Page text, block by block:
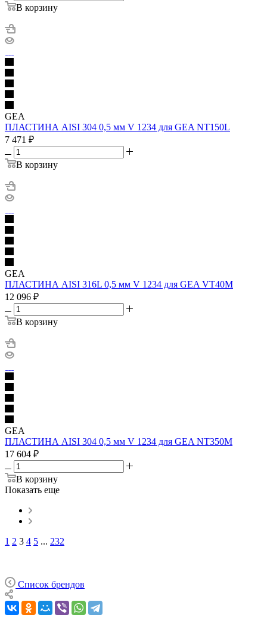
В корзину
GEA
ПЛАСТИНА AISI 304 0,5 мм V 1234 для GEA NT150L
7 471 ₽
В корзину
GEA
ПЛАСТИНА AISI 316L 0,5 мм V 1234 для GEA VT40M
12 096 ₽
В корзину
GEA
ПЛАСТИНА AISI 304 0,5 мм V 1234 для GEA NT350M
17 604 ₽
В корзину
Показать еще
1 2 3 4 5 ... 232
Список брендов